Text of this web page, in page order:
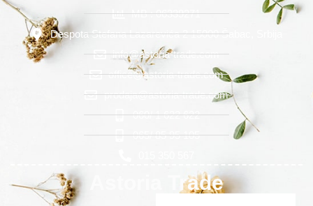
MB : 06339271
Despota Stefana Lazarevića 2 15000 Šabac, Srbija
info@astoria-trade.com
office@astoria-trade.com
prodaja@astoria-trade.com
060/ 1 622 622
065/ 85 95 105
Astoria Trade